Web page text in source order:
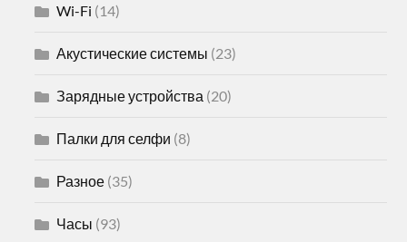
Wi-Fi (14)
Акустические системы (23)
Зарядные устройства (20)
Палки для селфи (8)
Разное (35)
Часы (93)